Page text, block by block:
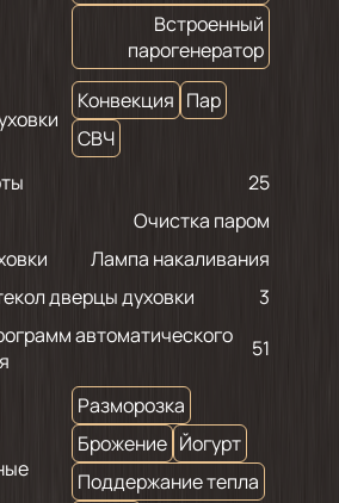
Встроенный
парогенератор
Конвекция Пар
СВЧ
25
Очистка паром
Лампа накаливания
дверцы духовки
3
автоматического
51
Разморозка
Брожение Йогурт
Поддержание тепла